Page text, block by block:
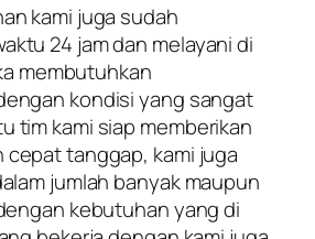
kami juga sudah
24 jam dan melayani di
membutuhkan
kondisi yang sangat
tim kami siap memberikan
tanggap, kami juga
jumlah banyak maupun
kebutuhan yang di